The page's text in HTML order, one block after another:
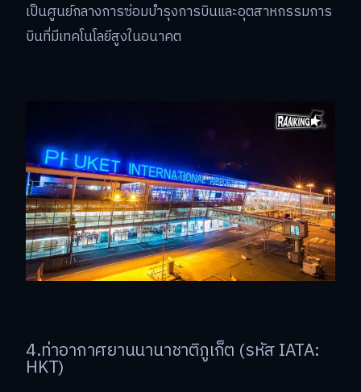
เป็นศูนย์กลางการซ่อมบำรุงการบินและอุตสาหกรรมการ
บินที่มีเทคโนโลยีสูงในอนาคต
4.ท่าอากาศยานนานาชาติภูเก็ต (รหัส IATA:
HKT)